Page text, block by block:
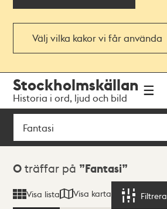
Välj vilka kakor vi får använda
navigationen
huvudinnehållet
Stockholmskällan
Historia i ord, ljud och bild
Sök
Sökresultat
0 träffar på Fantasi
Visa lista Visa karta Filtrera